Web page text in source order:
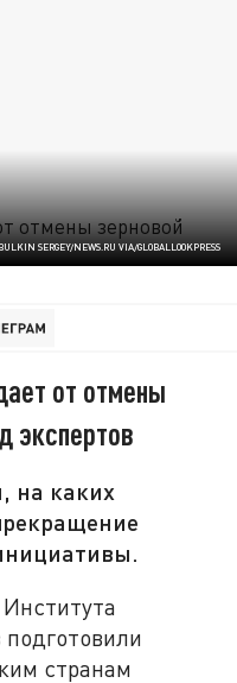
BULKIN SERGEY/NEWS.RU VIA/GLOBALLOOKPRESS
от отмены
экспертов
на каких
странам